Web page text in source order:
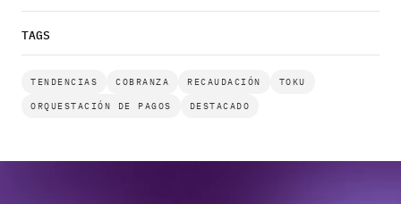
TAGS
TENDENCIAS COBRANZA RECAUDACIÓN TOKU
ORQUESTACIÓN DE PAGOS DESTACADO